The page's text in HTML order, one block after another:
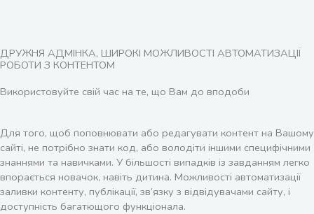
ДРУЖНЯ АДМІНКА, ШИРОКІ МОЖЛИВОСТІ АВТОМАТИЗАЦІЇ
РОБОТИ З КОНТЕНТОМ
Використовуйте свій час на те, що Вам до вподоби
Для того, щоб поповнювати або редагувати контент на Вашому
сайті, не потрібно знати код, або володіти іншими специфічними
знаннями та навичками. У більшості випадків із завданням легко
впорається новачок, навіть дитина. Можливості автоматизації
заливки контенту, публікації, зв’язку з відвідувачами сайту, і
доступність багатющого функціонала.